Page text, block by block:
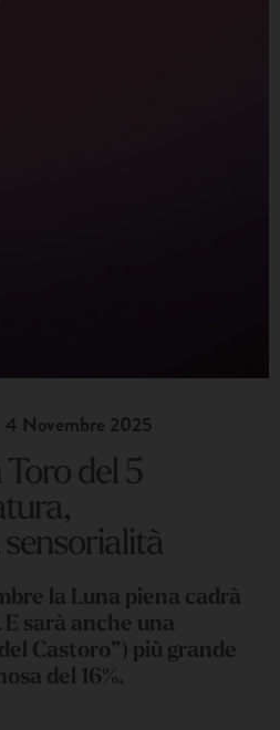
4 Novembre 2025
del 5
la Luna piena cadrà
sarà anche una
Castoro”) più grande
del 16%.